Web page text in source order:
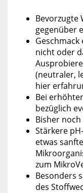
Bevorzugte
gegenüber
nicht oder
(neutraler,
hier
Bei
bezüglich
Bisher
Stärkere
etwas
zum
Besonders
des